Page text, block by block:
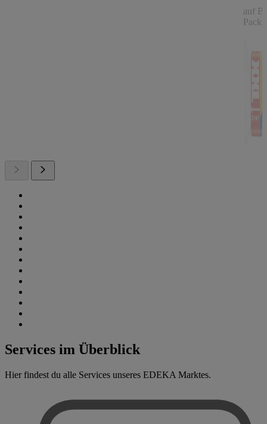
auf
Services im Überblick
Hier findest du alle Services unseres EDEKA Marktes.